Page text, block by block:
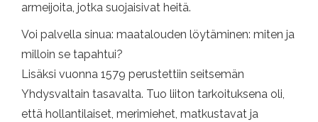
armeijoita, jotka suojaisivat heitä.
Voi palvella sinua: maatalouden löytäminen: miten ja
milloin se tapahtui?
Lisäksi vuonna 1579 perustettiin seitsemän
Yhdysvaltain tasavalta. Tuo liiton tarkoituksena oli,
että hollantilaiset, merimiehet, matkustavat ja